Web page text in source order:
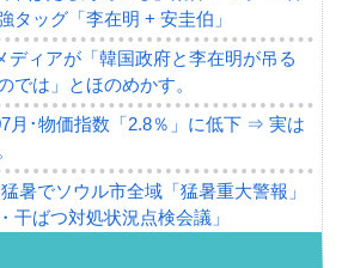
タッグ「李在明 + 安圭伯」
ディアが「韓国政府と李在明が吊る
では」とほのめかす。
月･物価指数「2.8％」に低下 ⇒ 実は
暑でソウル市全域「猛暑重大警報」
干ばつ対処状況点検会議」